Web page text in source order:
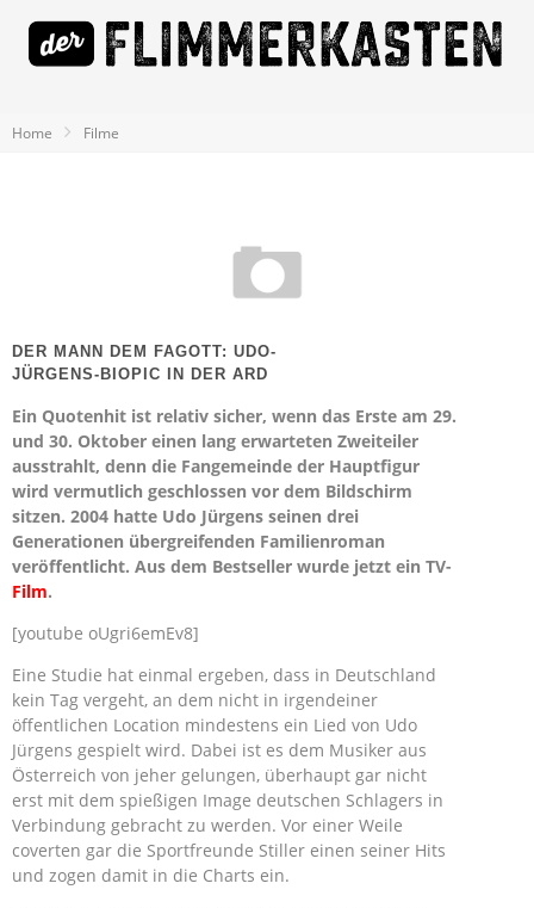
Home Filme
DER MANN DEM FAGOTT: UDO-
JÜRGENS-BIOPIC IN DER ARD
Ein Quotenhit ist relativ sicher, wenn das Erste am 29.
und 30. Oktober einen lang erwarteten Zweiteiler
ausstrahlt, denn die Fangemeinde der Hauptfigur
wird vermutlich geschlossen vor dem Bildschirm
sitzen. 2004 hatte Udo Jürgens seinen drei
Generationen übergreifenden Familienroman
veröffentlicht. Aus dem Bestseller wurde jetzt ein TV-
Film.
[youtube oUgri6emEv8]
Eine Studie hat einmal ergeben, dass in Deutschland
kein Tag vergeht, an dem nicht in irgendeiner
öffentlichen Location mindestens ein Lied von Udo
Jürgens gespielt wird. Dabei ist es dem Musiker aus
Österreich von jeher gelungen, überhaupt gar nicht
erst mit dem spießigen Image deutschen Schlagers in
Verbindung gebracht zu werden. Vor einer Weile
coverten gar die Sportfreunde Stiller einen seiner Hits
und zogen damit in die Charts ein.